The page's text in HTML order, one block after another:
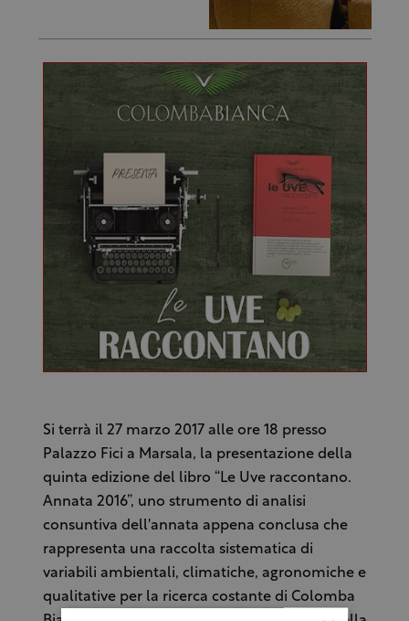
Si terrà il 27 marzo 2017 alle ore 18 presso
Palazzo Fici a Marsala, la presentazione della
quinta edizione del libro “Le Uve raccontano.
Annata 2016”, uno strumento di analisi
consuntiva dell'annata appena conclusa che
rappresenta una raccolta sistematica di
variabili ambientali, climatiche, agronomiche e
qualitative per la ricerca costante di Colomba